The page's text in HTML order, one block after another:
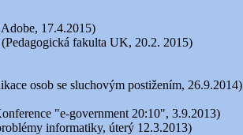
17.4.2015)
(Pedagogická fakulta UK, 20.2. 2015)
osob se sluchovým postižením, 26.9.2014)
"e-government 20:10", 3.9.2013)
informatiky, úterý 12.3.2013)